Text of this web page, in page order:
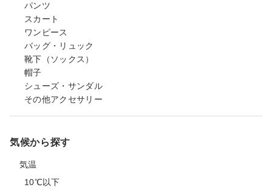
パンツ
スカート
ワンピース
バッグ・リュック
靴下（ソックス）
帽子
シューズ・サンダル
その他アクセサリー
気候から探す
気温
10℃以下